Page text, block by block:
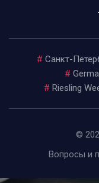
# Санкт-
#
# Riesling
©
Вопросы и